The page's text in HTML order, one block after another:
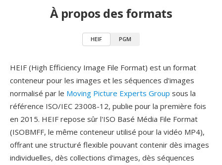
À propos des formats
HEIF PGM
HEIF (High Efficiency Image File Format) est un format
conteneur pour les images et les séquences d'images
normalisé par le Moving Picture Experts Group sous la
référence ISO/IEC 23008-12, publie pour la première fois
en 2015. HEIF repose sûr l'ISO Basé Média File Format
(ISOBMFF, le même conteneur utilisé pour la vidéo MP4),
offrant une structuré flexible pouvant contenir dès images
individuelles, dès collections d'images, dès séquences